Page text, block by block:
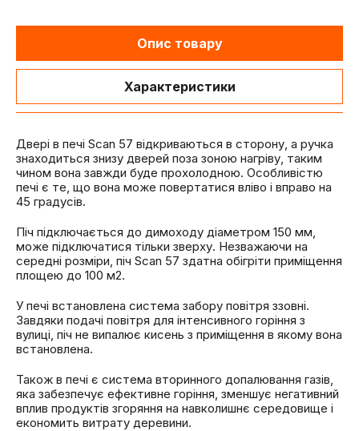
Опис товару
Характеристики
Двері в печі Scan 57 відкриваються в сторону, а ручка
знаходиться знизу дверей поза зоною нагріву, таким
чином вона завжди буде прохолодною. Особливістю
печі є те, що вона може повертатися вліво і вправо на
45 градусів.
Піч підключається до димоходу діаметром 150 мм,
може підключатися тільки зверху. Незважаючи на
середні розміри, піч Scan 57 здатна обігріти приміщення
площею до 100 м2.
У печі встановлена ​​система забору повітря ззовні.
Завдяки подачі повітря для інтенсивного горіння з
вулиці, піч не випалює кисень з приміщення в якому вона
встановлена.
Також в печі є система вторинного допалювання газів,
яка забезпечує ефективне горіння, зменшує негативний
вплив продуктів згоряння на навколишнє середовище і
економить витрату деревини.